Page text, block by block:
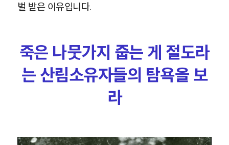
벌 받은 이유입니다.
죽은 나뭇가지 줍는 게 절도라
는 산림소유자들의 탐욕을 보
라